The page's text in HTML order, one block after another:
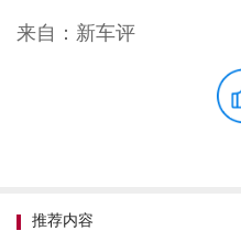
来自：新车评
推荐内容